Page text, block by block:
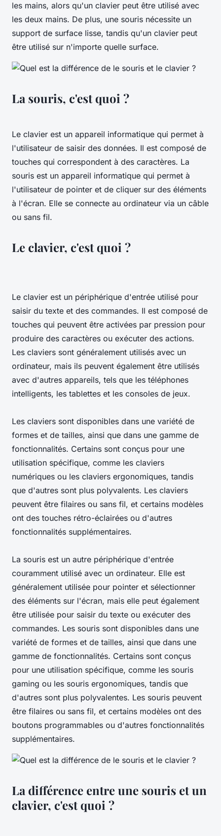
les mains, alors qu'un clavier peut être utilisé avec
les deux mains. De plus, une souris nécessite un
support de surface lisse, tandis qu'un clavier peut
être utilisé sur n'importe quelle surface.
La souris, c'est quoi ?
Le clavier est un appareil informatique qui permet à
l'utilisateur de saisir des données. Il est composé de
touches qui correspondent à des caractères. La
souris est un appareil informatique qui permet à
l'utilisateur de pointer et de cliquer sur des éléments
à l'écran. Elle se connecte au ordinateur via un câble
ou sans fil.
Le clavier, c'est quoi ?
Le clavier est un périphérique d'entrée utilisé pour
saisir du texte et des commandes. Il est composé de
touches qui peuvent être activées par pression pour
produire des caractères ou exécuter des actions.
Les claviers sont généralement utilisés avec un
ordinateur, mais ils peuvent également être utilisés
avec d'autres appareils, tels que les téléphones
intelligents, les tablettes et les consoles de jeux.
Les claviers sont disponibles dans une variété de
formes et de tailles, ainsi que dans une gamme de
fonctionnalités. Certains sont conçus pour une
utilisation spécifique, comme les claviers
numériques ou les claviers ergonomiques, tandis
que d'autres sont plus polyvalents. Les claviers
peuvent être filaires ou sans fil, et certains modèles
ont des touches rétro-éclairées ou d'autres
fonctionnalités supplémentaires.
La souris est un autre périphérique d'entrée
couramment utilisé avec un ordinateur. Elle est
généralement utilisée pour pointer et sélectionner
des éléments sur l'écran, mais elle peut également
être utilisée pour saisir du texte ou exécuter des
commandes. Les souris sont disponibles dans une
variété de formes et de tailles, ainsi que dans une
gamme de fonctionnalités. Certains sont conçus
pour une utilisation spécifique, comme les souris
gaming ou les souris ergonomiques, tandis que
d'autres sont plus polyvalentes. Les souris peuvent
être filaires ou sans fil, et certains modèles ont des
boutons programmables ou d'autres fonctionnalités
supplémentaires.
La différence entre une souris et un
clavier, c'est quoi ?